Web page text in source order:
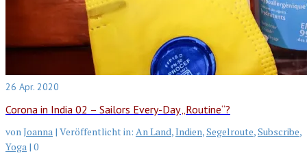
26 Apr. 2020
Corona in India 02 – Sailors Every-Day „Routine“?
vonJoanna | Veröffentlicht in: An Land,Indien,Segelroute,Subscribe,
Yoga | 0